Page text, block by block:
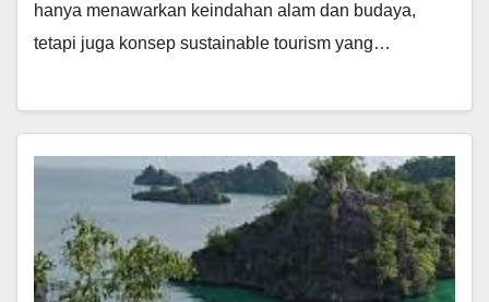
hanya menawarkan keindahan alam dan budaya,
tetapi juga konsep sustainable tourism yang…